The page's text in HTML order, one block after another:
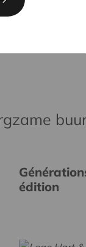
édition